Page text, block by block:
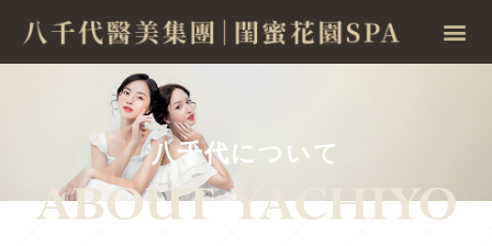
八千代について